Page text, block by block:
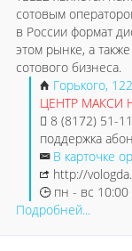
сотовым
в России формат
этом рынке, а
сотового бизнеса.
Горького,
ЦЕНТР МАКСИ
8 (8172) 51-
поддержка
В карточке
http://
пн - вс 10:00
Подробней...